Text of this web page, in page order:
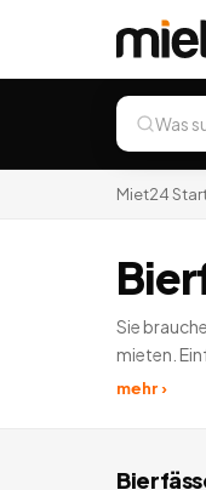
Miet24
Sie
mieten.
mehr ›